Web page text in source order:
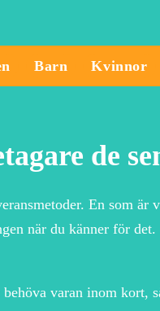
Barn Kvinnor
de
En som är
när du känner för
varan inom kort,